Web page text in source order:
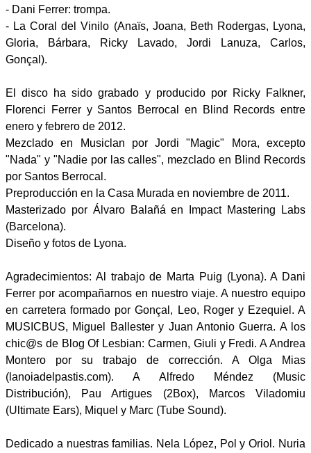
- Dani Ferrer: trompa.
- La Coral del Vinilo (Anaïs, Joana, Beth Rodergas, Lyona,
Gloria, Bárbara, Ricky Lavado, Jordi Lanuza, Carlos,
Gonçal).
El disco ha sido grabado y producido por Ricky Falkner,
Florenci Ferrer y Santos Berrocal en Blind Records entre
enero y febrero de 2012.
Mezclado en Musiclan por Jordi "Magic" Mora, excepto
"Nada" y "Nadie por las calles", mezclado en Blind Records
por Santos Berrocal.
Preproducción en la Casa Murada en noviembre de 2011.
Masterizado por Álvaro Balañá en Impact Mastering Labs
(Barcelona).
Diseño y fotos de Lyona.
Agradecimientos: Al trabajo de Marta Puig (Lyona). A Dani
Ferrer por acompañarnos en nuestro viaje. A nuestro equipo
en carretera formado por Gonçal, Leo, Roger y Ezequiel. A
MUSICBUS, Miguel Ballester y Juan Antonio Guerra. A los
chic@s de Blog Of Lesbian: Carmen, Giuli y Fredi. A Andrea
Montero por su trabajo de corrección. A Olga Mias
(lanoiadelpastis.com). A Alfredo Méndez (Music
Distribución), Pau Artigues (2Box), Marcos Viladomiu
(Ultimate Ears), Miquel y Marc (Tube Sound).
Dedicado a nuestras familias. Nela López, Pol y Oriol. Nuria